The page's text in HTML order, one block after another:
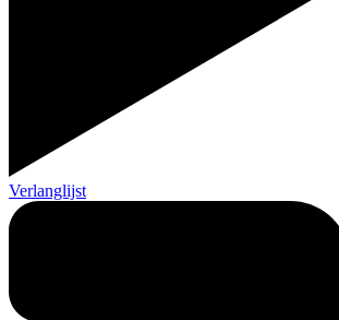
Verlanglijst